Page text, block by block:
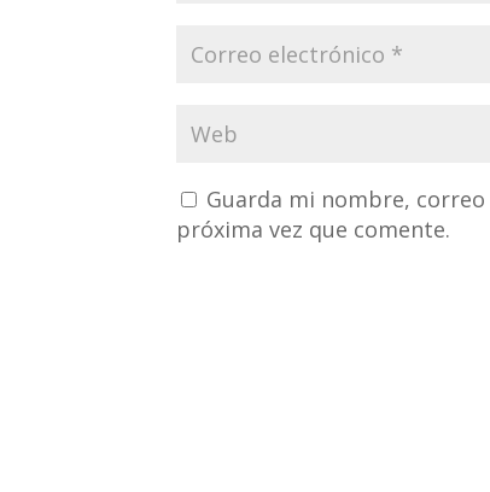
Guarda mi nombre,
próxima vez que comente.